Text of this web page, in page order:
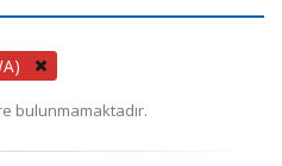
bulunmamaktadır.